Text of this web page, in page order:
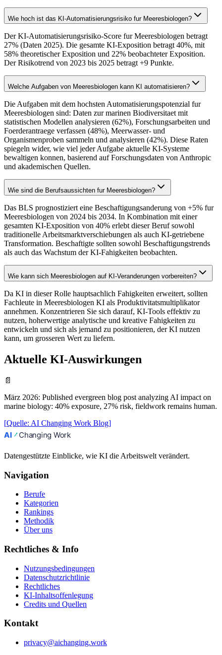
Wie hoch ist das KI-Automatisierungsrisiko fur Meeresbiologen?
Der KI-Automatisierungsrisiko-Score fur Meeresbiologen betragt
27% (Daten 2025). Die gesamte KI-Exposition betragt 40%, mit
58% theoretischer Exposition und 22% beobachteter Exposition.
Der Risikotrend von 2023 bis 2025 betragt +9 Punkte.
Welche Aufgaben von Meeresbiologen kann KI automatisieren?
Die Aufgaben mit dem hochsten Automatisierungspotenzial fur
Meeresbiologen sind: Daten zur marinen Biodiversitaet mit
statistischen Modellen analysieren (62%), Forschungsarbeiten und
Foerderantraege verfassen (48%), Meerwasser- und
Organismenproben sammeln und analysieren (42%). Diese Raten
spiegeln wider, wie viel jeder Aufgabe aktuelle KI-Systeme
bewaltigen konnen, basierend auf Forschungsdaten von Anthropic
und akademischen Quellen.
Wie sind die Berufsaussichten fur Meeresbiologen?
Das BLS prognostiziert eine Beschaftigungsanderung von +5% fur
Meeresbiologen von 2024 bis 2034. In Kombination mit einer
gesamten KI-Exposition von 40% erlebt dieser Beruf sowohl
traditionelle Arbeitsmarktverschiebungen als auch KI-getriebene
Transformation. Beschaftigte sollten sowohl Beschaftigungstrends
als auch das Wachstum der KI-Fahigkeiten beobachten.
Wie kann sich Meeresbiologen auf KI-Veranderungen vorbereiten?
Da KI in dieser Rolle hauptsachlich Fahigkeiten erweitert, sollten
Fachleute in Meeresbiologen KI als Produktivitatsmultiplikator
annehmen. Konzentrieren Sie sich darauf, KI-Tools effektiv zu
nutzen, hoherwertige analytische und kreative Fahigkeiten zu
entwickeln und sich als jemand zu positionieren, der KI nutzen
kann, um grosseren Wert zu liefern.
Aktuelle KI-Auswirkungen
📄
März 2026: Published evergreen blog post analyzing AI impact on
marine biology: 40% exposure, 27% risk, fieldwork remains human.
[Quelle: AI Changing Work Blog]
Datengestützte Einblicke, wie KI die Arbeitswelt verändert.
Navigation
Berufe
Kategorien
Rankings
Methodik
Über uns
Rechtliches & Info
Nutzungsbedingungen
Datenschutzrichtlinie
Rechtliches
KI-Inhaltsoffenlegung
Credits und Quellen
Kontakt
privacy@aichanging.work